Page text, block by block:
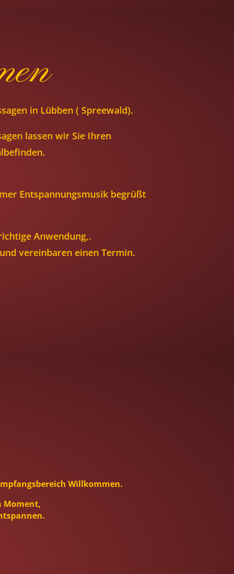
in Lübben ( Spreewald).
lassen wir Sie Ihren
Entspannungsmusik begrüßt
Anwendung,.
vereinbaren einen Termin.
Willkommen.
Moment,